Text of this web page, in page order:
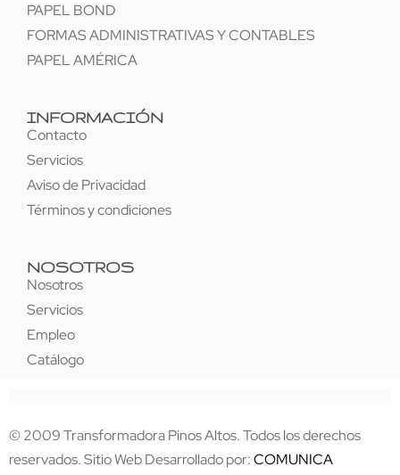
PAPEL BOND
FORMAS ADMINISTRATIVAS Y CONTABLES
PAPEL AMÉRICA
INFORMACIÓN
Contacto
Servicios
Aviso de Privacidad
Términos y condiciones
NOSOTROS
Nosotros
Servicios
Empleo
Catálogo
© 2009 Transformadora Pinos Altos. Todos los derechos
reservados. Sitio Web Desarrollado por:COMUNICA